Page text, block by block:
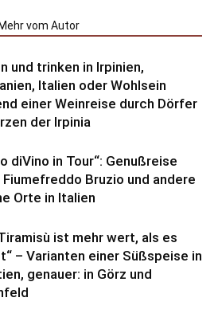
Mehr vom Autor
und trinken in Irpinien,
Italien oder Wohlsein
einer Weinreise durch Dörfer
der Irpinia
diVino in Tour“: Genußreise
Fiumefreddo Bruzio und andere
Orte in Italien
ist mehr wert, als es
– Varianten einer Süßspeise in
genauer: in Görz und